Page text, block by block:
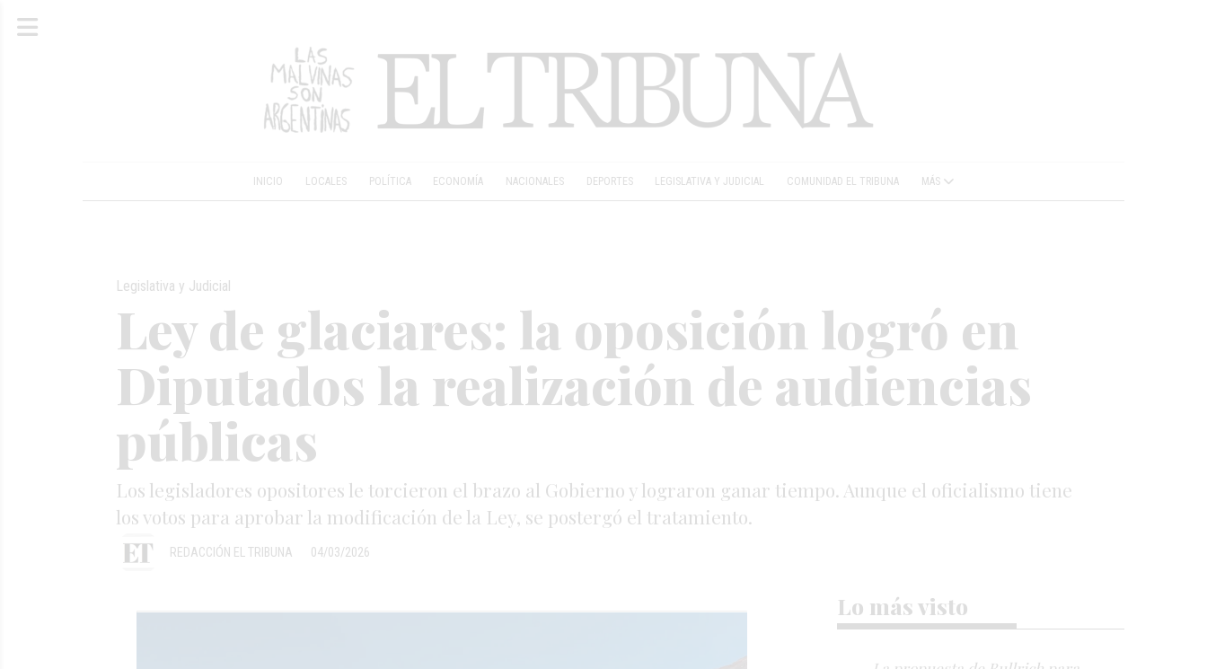
INICIO LOCALES POLÍTICA ECONOMÍA NACIONALES DEPORTES LEGISLATIVA Y JUDICIAL COMUNIDAD EL TRIBUNA MÁS
Ley de glaciares: la oposición logró en
Diputados la realización de audiencias
públicas
Los legisladores opositores le torcieron el brazo al Gobierno y lograron ganar tiempo. Aunque el oficialismo tiene
los votos para aprobar la modificación de la Ley, se postergó el tratamiento.
Legislativa y Judicial
04/03/2026
REDACCIÓN EL TRIBUNA
Lo más visto